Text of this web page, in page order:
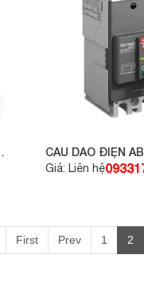
CẦU DAO ĐIỆN
32A 10kA, loại
Giá: Liên hệ
First Prev 1 2